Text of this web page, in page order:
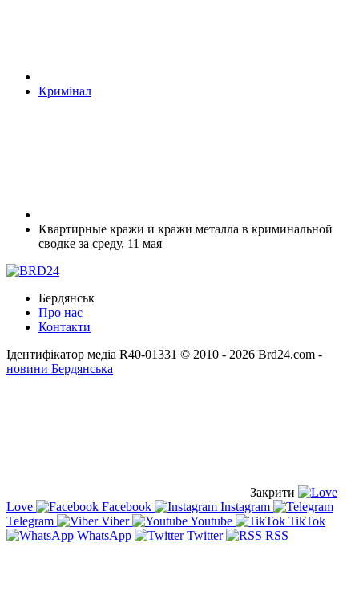
Кримінал
Квартирные кражи и кражи металла в криминальной
сводке за среду, 11 мая
Бердянськ
Про нас
Контакти
Ідентифікатор медіа R40-01331 © 2010 - 2026 Brd24.com -
новини Бердянська
Закрити
Love
Facebook
Instagram
Telegram
Viber Youtube
TikTok
WhatsApp
Twitter RSS